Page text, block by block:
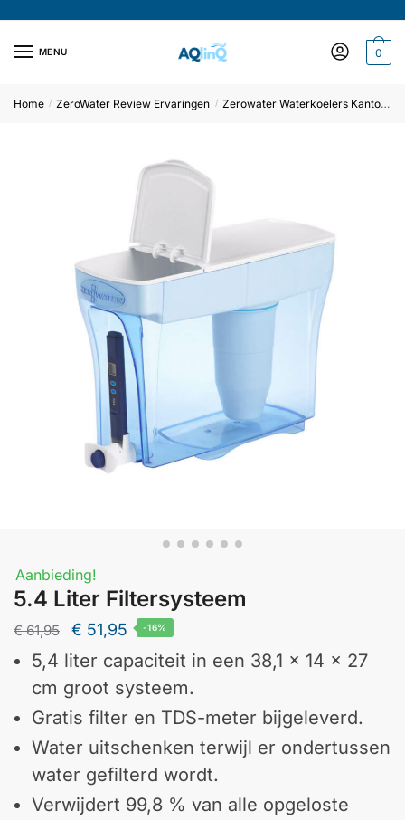
MENU 0
Home / ZeroWater Review Ervaringen / Zerowater Waterkoelers Kantoor
Aanbieding!
5.4 Liter Filtersysteem
€61,95 € 51,95 -16%
5,4 liter capaciteit in een 38,1 x 14 x 27
cm groot systeem.
Gratis filter en TDS-meter bijgeleverd.
Water uitschenken terwijl er ondertussen
water gefilterd wordt.
Verwijdert 99,8 % van alle opgeloste